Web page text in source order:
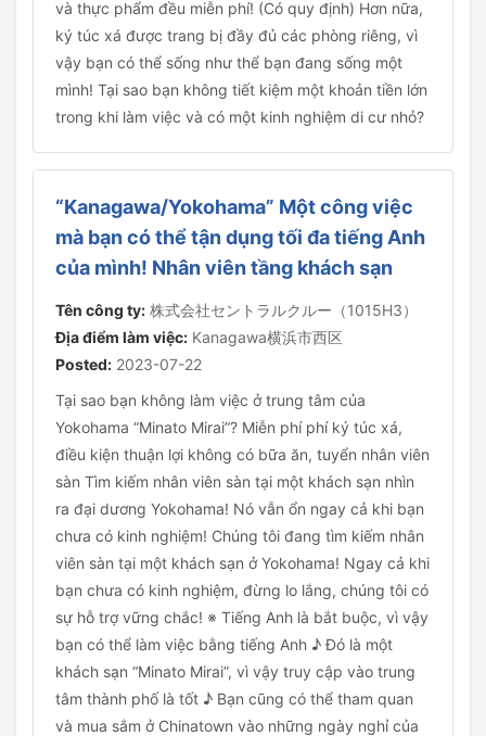
và thực phẩm đều miễn phí! (Có quy định) Hơn nữa,
ký túc xá được trang bị đầy đủ các phòng riêng, vì
vậy bạn có thể sống như thể bạn đang sống một
mình! Tại sao bạn không tiết kiệm một khoản tiền lớn
trong khi làm việc và có một kinh nghiệm di cư nhỏ?
“Kanagawa/Yokohama” Một công việc
mà bạn có thể tận dụng tối đa tiếng Anh
của mình! Nhân viên tầng khách sạn
Tên công ty: 株式会社セントラルクルー（1015H3）
Địa điểm làm việc: Kanagawa横浜市西区
Posted: 2023-07-22
Tại sao bạn không làm việc ở trung tâm của
Yokohama “Minato Mirai”? Miễn phí phí ký túc xá,
điều kiện thuận lợi không có bữa ăn, tuyển nhân viên
sàn Tìm kiếm nhân viên sàn tại một khách sạn nhìn
ra đại dương Yokohama! Nó vẫn ổn ngay cả khi bạn
chưa có kinh nghiệm! Chúng tôi đang tìm kiếm nhân
viên sàn tại một khách sạn ở Yokohama! Ngay cả khi
bạn chưa có kinh nghiệm, đừng lo lắng, chúng tôi có
sự hỗ trợ vững chắc! ※ Tiếng Anh là bắt buộc, vì vậy
bạn có thể làm việc bằng tiếng Anh ♪ Đó là một
khách sạn “Minato Mirai”, vì vậy truy cập vào trung
tâm thành phố là tốt ♪ Bạn cũng có thể tham quan
và mua sắm ở Chinatown vào những ngày nghỉ của